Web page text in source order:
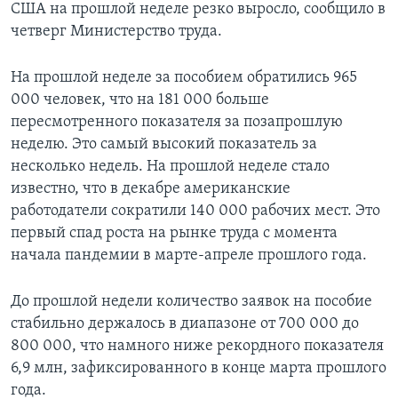
США на прошлой неделе резко выросло, сообщило в
четверг Министерство труда.
На прошлой неделе за пособием обратились 965
000 человек, что на 181 000 больше
пересмотренного показателя за позапрошлую
неделю. Это самый высокий показатель за
несколько недель. На прошлой неделе стало
известно, что в декабре американские
работодатели сократили 140 000 рабочих мест. Это
первый спад роста на рынке труда с момента
начала пандемии в марте-апреле прошлого года.
До прошлой недели количество заявок на пособие
стабильно держалось в диапазоне от 700 000 до
800 000, что намного ниже рекордного показателя
6,9 млн, зафиксированного в конце марта прошлого
года.